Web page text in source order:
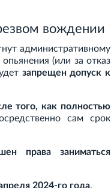
вождении
административному
(или за отказ
запрещен допуск к
того, как полностью
сам срок
права заниматься
2024-го года.